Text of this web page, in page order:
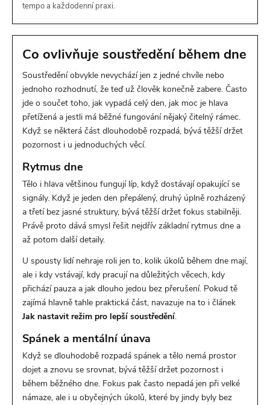
tempo a každodenní praxi.
Co ovlivňuje soustředění během dne
Soustředění obvykle nevychází jen z jedné chvíle nebo
jednoho rozhodnutí, že teď už člověk konečně zabere. Často
jde o součet toho, jak vypadá celý den, jak moc je hlava
přetížená a jestli má běžné fungování nějaký čitelný rámec.
Když se některá část dlouhodobě rozpadá, bývá těžší držet
pozornost i u jednoduchých věcí.
Rytmus dne
Tělo i hlava většinou fungují líp, když dostávají opakující se
signály. Když je jeden den přepálený, druhý úplně rozházený
a třetí bez jasné struktury, bývá těžší držet fokus stabilněji.
Právě proto dává smysl řešit nejdřív základní rytmus dne a
až potom další detaily.
U spousty lidí nehraje roli jen to, kolik úkolů během dne mají,
ale i kdy vstávají, kdy pracují na důležitých věcech, kdy
přichází pauza a jak dlouho jedou bez přerušení. Pokud tě
zajímá hlavně tahle praktická část, navazuje na to i článek
Jak nastavit režim pro lepší soustředění.
Spánek a mentální únava
Když se dlouhodobě rozpadá spánek a tělo nemá prostor
dojet a znovu se srovnat, bývá těžší držet pozornost i
během běžného dne. Fokus pak často nepadá jen při velké
námaze, ale i u obyčejných úkolů, které by jindy byly bez